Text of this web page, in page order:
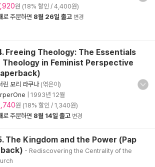
원 (18% 할인 / 4,400원)
로 주문하면 8월 26일 출고 변경
Freeing Theology: The Essentials
Theology in Feminist Perspective
린 모리 라쿠나(엮은이)
1993년 12월
원 (18% 할인 / 1,340원)
로 주문하면 8월 14일 출고 변경
The Kingdom and the Power (Pap
- Rediscovering the Centrality of the